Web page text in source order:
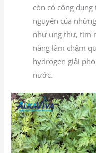
còn có công
nguyên của
như ung thư, tim
năng làm chậm
hydrogen giải
nước.